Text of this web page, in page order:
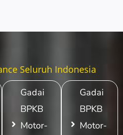
Seluruh Indonesia
Gadai
BPKB
Motor-
Gadai
BPKB
Motor-